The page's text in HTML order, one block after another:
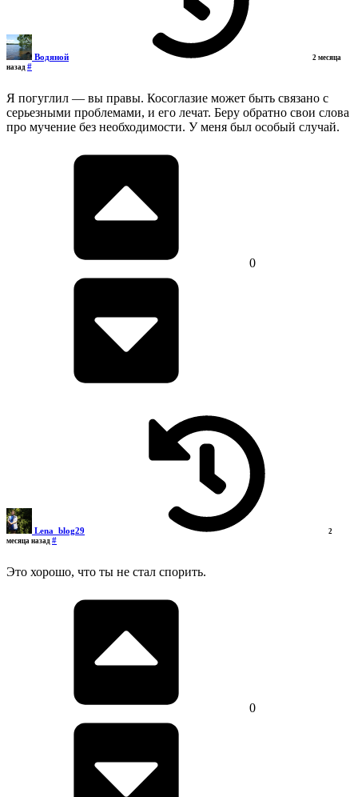
Водяной
2 месяца
назад #
Я погуглил — вы правы. Косоглазие может быть связано с
серьезными проблемами, и его лечат. Беру обратно свои слова
про мучение без необходимости. У меня был особый случай.
0
Lena_blog29
2
месяца назад #
Это хорошо, что ты не стал спорить.
0